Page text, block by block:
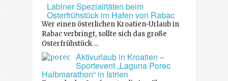
Labiner Spezialitäten beim
Osterfrühstück im Hafen von Rabac
Wer einen österlichen Kroatien-Urlaub in
Rabac verbringt, sollte sich das große
Osterfrühstück ...
Aktivurlaub in Kroatien –
Sportevent „Laguna Porec
Halbmarathon“ in Istrien